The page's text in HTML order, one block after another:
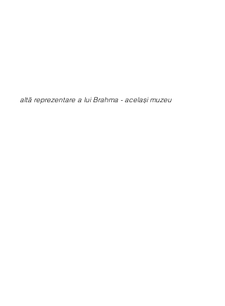
altă reprezentare a lui Brahma - același muzeu